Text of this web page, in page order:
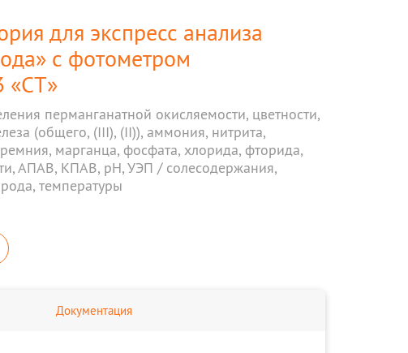
для экспресс анализа
с фотометром
«СТ»
перманганатной окисляемости, цветности,
(общего, (III), (II)), аммония, нитрита,
марганца, фосфата, хлорида, фторида,
АПАВ, КПАВ, рН, УЭП / солесодержания,
температуры
Документация